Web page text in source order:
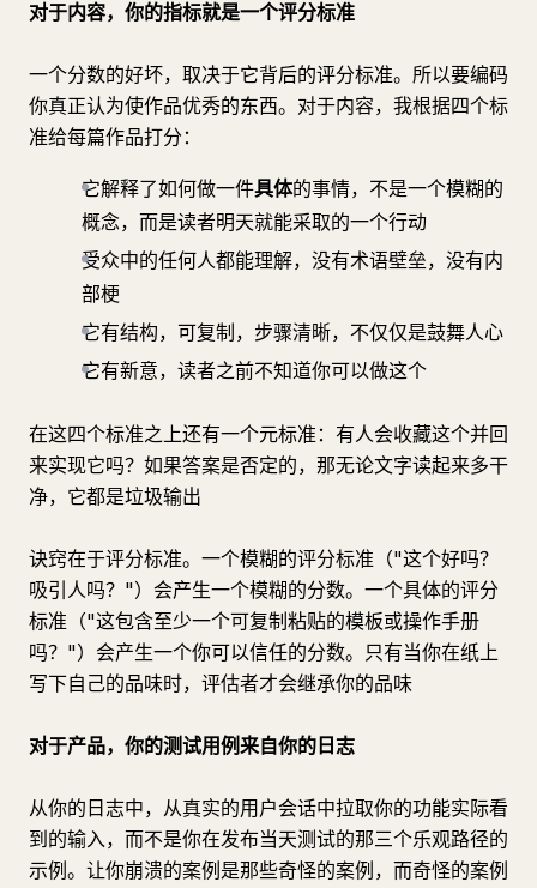
对于内容，你的指标就是一个评分标准
一个分数的好坏，取决于它背后的评分标准。所以要编码
你真正认为使作品优秀的东西。对于内容，我根据四个标
准给每篇作品打分：
它解释了如何做一件具体的事情，不是一个模糊的
概念，而是读者明天就能采取的一个行动
受众中的任何人都能理解，没有术语壁垒，没有内
部梗
它有结构，可复制，步骤清晰，不仅仅是鼓舞人心
它有新意，读者之前不知道你可以做这个
在这四个标准之上还有一个元标准：有人会收藏这个并回
来实现它吗？如果答案是否定的，那无论文字读起来多干
净，它都是垃圾输出
诀窍在于评分标准。一个模糊的评分标准（"这个好吗？
吸引人吗？"）会产生一个模糊的分数。一个具体的评分
标准（"这包含至少一个可复制粘贴的模板或操作手册
吗？"）会产生一个你可以信任的分数。只有当你在纸上
写下自己的品味时，评估者才会继承你的品味
对于产品，你的测试用例来自你的日志
从你的日志中，从真实的用户会话中拉取你的功能实际看
到的输入，而不是你在发布当天测试的那三个乐观路径的
示例。让你崩溃的案例是那些奇怪的案例，而奇怪的案例